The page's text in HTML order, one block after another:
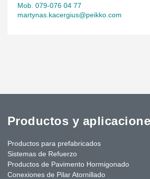
Mob. 079-076 04 77
martynas.kacergius@peikko.com
Productos y
Productos para prefabricados
Sistemas de Refuerzo
Productos de Pavimento Hormigonado
Conexiones de Pilar Atornillado